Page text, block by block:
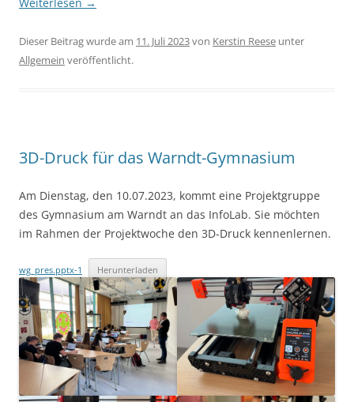
Dieser Beitrag wurde am 11. Juli 2023von Kerstin Reese unter
Allgemein veröffentlicht.
3D-Druck für das Warndt-Gymnasium
Am Dienstag, den 10.07.2023, kommt eine Projektgruppe
des Gymnasium am Warndt an das InfoLab. Sie möchten
im Rahmen der Projektwoche den 3D-Druck kennenlernen.
wg_pres.pptx-1 Herunterladen